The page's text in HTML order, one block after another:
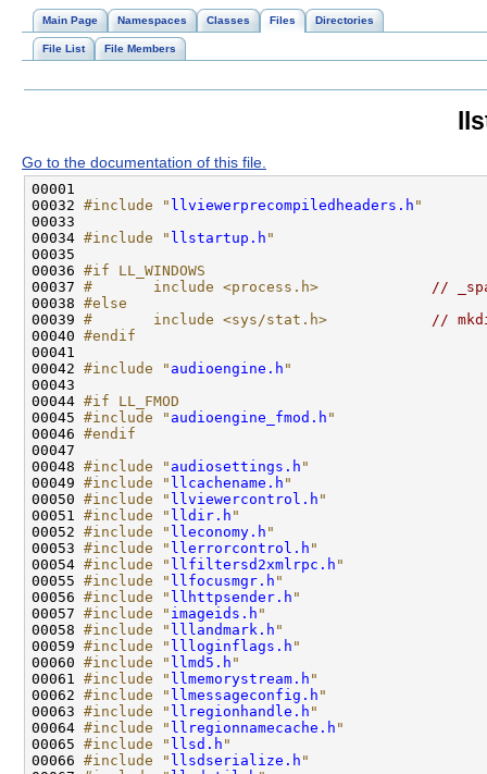
Main Page Namespaces Classes Files Directories
File List File Members
Go to the documentation of this file.
00032 #include " llviewerprecompiledheaders.h "
00034 #include " llstartup.h "
00036 #if LL_WINDOWS
00037 #       include <process.h>
//
00038 #else
00039 #       include <sys/stat.h>
//
00040 #endif
00041
00042 #include " audioengine.h "
00044 #if LL_FMOD
00045 #include " audioengine_fmod.h "
00046 #endif
00047
00048 #include " audiosettings.h "
00049 #include " llcachename.h "
00050 #include " llviewercontrol.h "
00051 #include " lldir.h "
00052 #include " lleconomy.h "
00053 #include " llerrorcontrol.h "
00054 #include " llfiltersd2xmlrpc.h "
00055 #include " llfocusmgr.h "
00056 #include " llhttpsender.h "
00057 #include " imageids.h "
00058 #include " lllandmark.h "
00059 #include " llloginflags.h "
00060 #include " llmd5.h "
00061 #include " llmemorystream.h "
00062 #include " llmessageconfig.h "
00063 #include " llregionhandle.h "
00064 #include " llregionnamecache.h "
00065 #include " llsd.h "
00066 #include " llsdserialize.h "